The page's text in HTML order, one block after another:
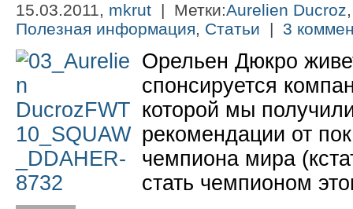
15.03.2011, mkrut | Метки:Aurelien Ducroz
Полезная информация, Статьи | 3
Орельен Дюкро
спонсируется
которой мы
рекомендации от
чемпиона мира
стать чемпионом